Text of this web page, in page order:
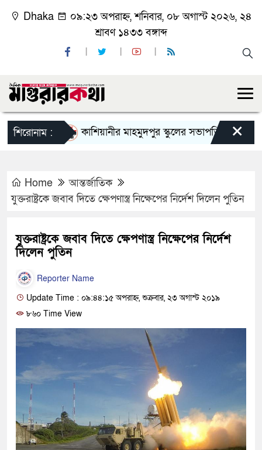
Dhaka
০৯:২৩ অপরাহ্ন, শনিবার, ০৮ অগাস্ট ২০২৬, ২৪
শ্রাবণ ১৪৩৩ বঙ্গাব্দ
শিরোনাম : কাশিয়ানীর মাহমুদপুর স্কুলের সভাপতি হলেন গোবিন্দ
×
Home
আন্তর্জাতিক
যুক্তরাষ্ট্রকে জবাব দিতে ক্ষেপণাস্ত্র নিক্ষেপের নির্দেশ দিলেন পুতিন
যুক্তরাষ্ট্রকে জবাব দিতে ক্ষেপণাস্ত্র নিক্ষেপের নির্দেশ
দিলেন পুতিন
Reporter Name
Update Time : ০৯:৪৪:১৫ অপরাহ্ন, শুক্রবার, ২৩ অগাস্ট ২০১৯
৮৬০ Time View